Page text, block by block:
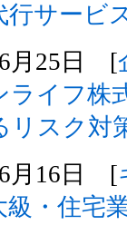
行サービ
月25日 [
ライフ
リスク対
月16日 [
級・住宅